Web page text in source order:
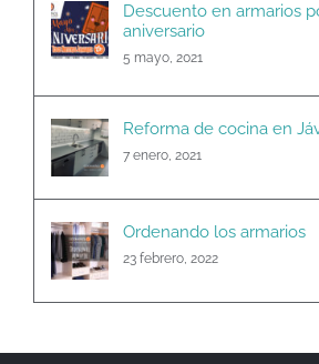
Descuento en armarios
aniversario
5 mayo, 2021
Reforma de cocina en
7 enero, 2021
Ordenando los armarios
23 febrero, 2022